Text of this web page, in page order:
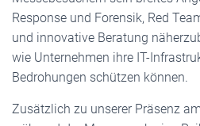
Response und Forensik, Red
und innovative Beratung
wie Unternehmen ihre IT-
Bedrohungen schützen können.
Zusätzlich zu unserer Präsenz